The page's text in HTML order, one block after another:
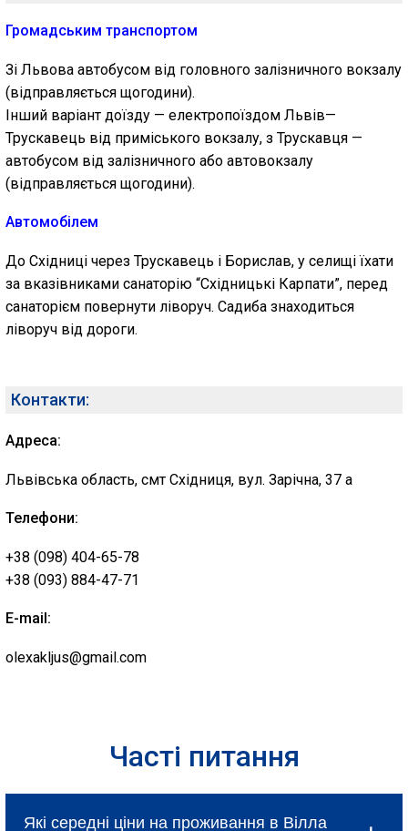
Громадським транспортом
Зі Львова автобусом від головного залізничного вокзалу
(відправляється щогодини).
Інший варіант доїзду — електропоїздом Львів—
Трускавець від приміського вокзалу, з Трускавця —
автобусом від залізничного або автовокзалу
(відправляється щогодини).
Автомобілем
До Східниці через Трускавець і Борислав, у селищі їхати
за вказівниками санаторію “Східницькі Карпати”, перед
санаторієм повернути ліворуч. Садиба знаходиться
ліворуч від дороги.
Контакти:
Адреса:
Львівська область, смт Східниця, вул. Зарічна, 37 а
Телефони:
+38 (098) 404-65-78
+38 (093) 884-47-71
E-mail:
olexakljus@gmail.com
Часті питання
Які середні ціни на проживання в Вілла